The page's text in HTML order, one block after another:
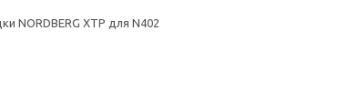
NORDBERG XTP для N402